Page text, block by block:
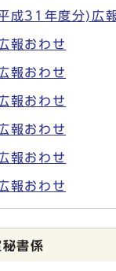
成31年度分)広
報おわせ
報おわせ
報おわせ
報おわせ
報おわせ
報おわせ
書係